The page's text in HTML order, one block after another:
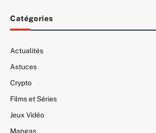
Catégories
Actualités
Astuces
Crypto
Films et Séries
Jeux Vidéo
Mangas